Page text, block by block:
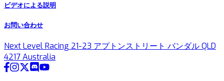
ビデオによる説明
お問い合わせ
Next Level Racing 21-23 アプトンストリート バンダル QLD
4217 Australia